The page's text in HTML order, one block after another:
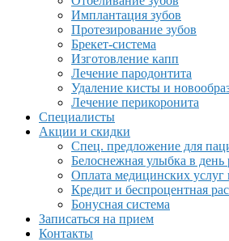
Имплантация зубов
Протезирование зубов
Брекет-система
Изготовление капп
Лечение пародонтита
Удаление кисты и
Лечение перикоронита
Специалисты
Акции и скидки
Спец. предложение для
Белоснежная улыбка в
Оплата медицинских
Кредит и беспроцентная
Бонусная система
Записаться на прием
Контакты